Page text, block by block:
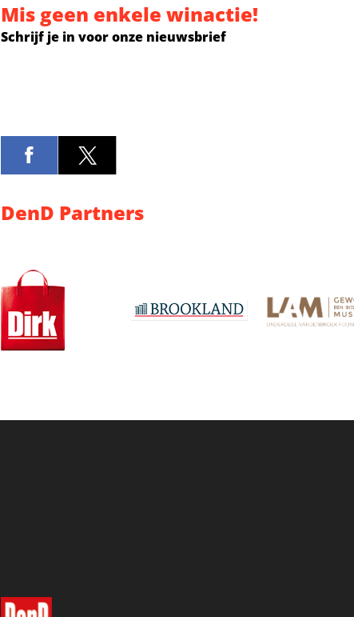
Mis geen enkele winactie!
Schrijf je in voor onze nieuwsbrief
DenD Partners